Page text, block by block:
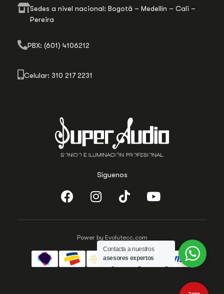
Síguenos
Sedes a nivel nacional: Bogotá – Medellín – Cali –
Pereira
PBX: (601) 4106212
Celular: 310 217 2231
Power by Evolutecc.com
Contacta a nuestros
asesores expertos